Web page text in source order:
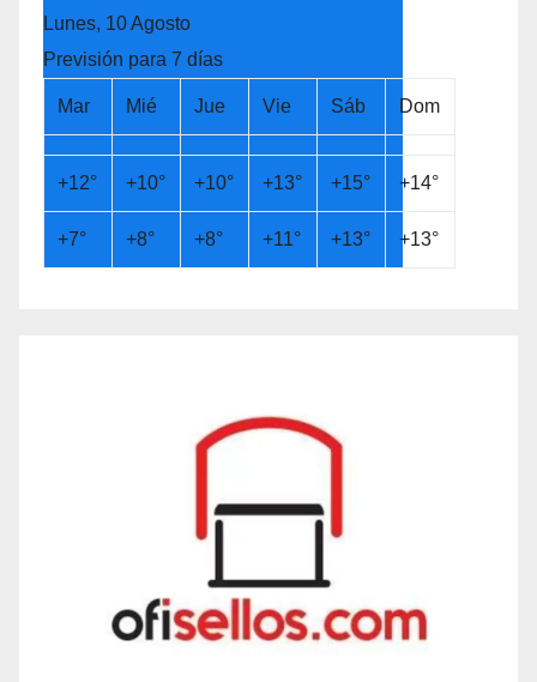
Lunes, 10 Agosto
Previsión para 7 días
Mar Mié Jue Vie Sáb Dom
+12° +10° +10° +13° +15° +14°
+7° +8° +8° +11° +13° +13°